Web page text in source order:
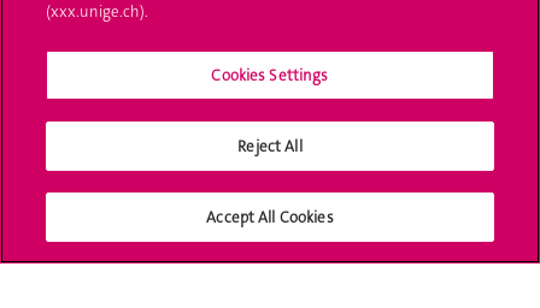
Offres d'emploi
Calendrier académique
Médias sociaux UNIGE
(xxx.unige.ch).
Cookies Settings
Reject All
Accept All Cookies